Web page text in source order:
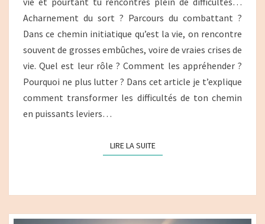
TON
ÉVOLUTION
?
Acharnement du sort ? Parcours du combattant ?
Dans ce chemin initiatique qu’est la vie, on rencontre
souvent de grosses embûches, voire de vraies crises de
vie. Quel est leur rôle ? Comment les appréhender ?
Pourquoi ne plus lutter ? Dans cet article je t’explique
comment transformer les difficultés de ton chemin
en puissants leviers…
LIRE LA SUITELIRE LA SUITE